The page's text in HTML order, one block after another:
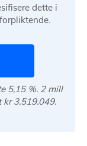
dette i
5,15 %. 2 mill
kr 3.519.049.